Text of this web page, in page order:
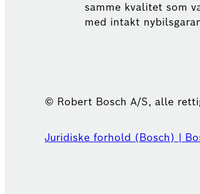
samme kvalitet som
med intakt
© Robert Bosch A/S, alle
Juridiske forhold (Bosch) |